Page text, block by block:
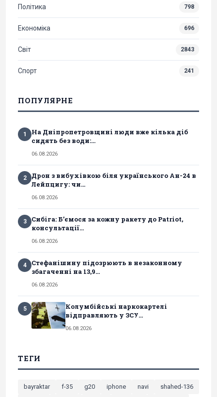
Політика 798
Економіка 696
Світ 2843
Спорт 241
ПОПУЛЯРНЕ
1
На Дніпропетровщині люди вже кілька діб
сидять без води:...
06.08.2026
2
Дрон з вибухівкою біля українського Ан-24 в
Лейпцигу: чи...
06.08.2026
3
Сибіга: Б’ємося за кожну ракету до Patriot,
консультації...
06.08.2026
4
Стефанішину підозрюють в незаконному
збагаченні на 13,9...
06.08.2026
5
Колумбійські наркокартелі
відправляють у ЗСУ...
06.08.2026
ТЕГИ
bayraktar f-35 g20 iphone navi
shahed-136